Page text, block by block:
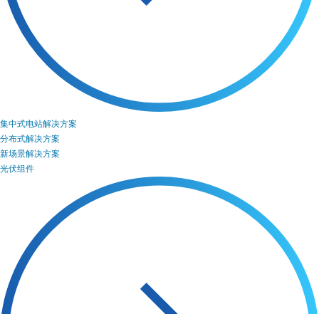
集中式电站解决方案
分布式解决方案
新场景解决方案
光伏组件